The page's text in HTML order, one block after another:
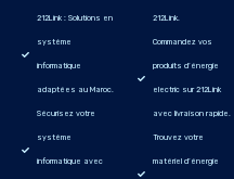
212Link : Solutions en
système
informatique
adaptées au Maroc.
Sécurisez votre
système
informatique avec
212Link.
Commandez vos
produits d’énergie
electric sur 212Link
avec livraison rapide.
Trouvez votre
matériel d’énergie